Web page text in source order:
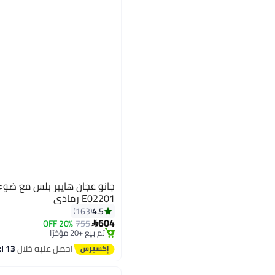
E02201 رمادي
4.5
163
604
755
20% OFF
#14 في خلاطات عمودية
توصيل مجاني
تم بيع +20 مؤخرًا
#14 في خلاطات عمودية
احصل عليه خلال13 اغسطس